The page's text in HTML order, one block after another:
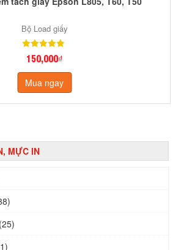
Bộ Load giấy
150,000₫
Mua ngay
MỰC IN